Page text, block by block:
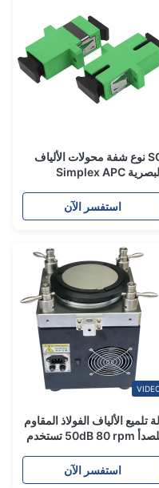
SC نوع شفة محولات الألياف
البصرية Simplex APC
استفسر الآن
تلميع الألياف الفولاذ المقاوم
للصدأ 50dB 80 rpm تستخدم
استفسر الآن